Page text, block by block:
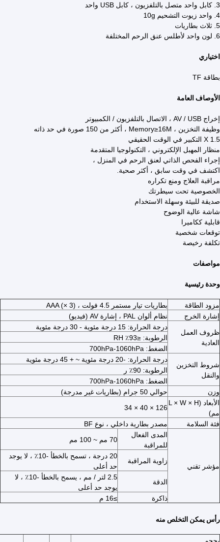
3. كابل واحد متصل بالتلفزيون ، كابل USB واحد
4. واحد زيوت التشحيم 10g
5. ثلاث بطاريات
6. لون واحد لأطلس عنق الرحم المختلفة
اختياري
بطاقة TF
الأوصاف العامة
إخراج AV / USB ، الاتصال بالتلفزيون / الكمبيوتر
وظيفة التخزين ، Memory≥16M ، أكثر من 150 صورة في حد ذاته
X 1.5 التكبير في الوقت الحقيقي
منظار المهبل الإلكتروني ، التكنولوجيا المتقدمة
إجراء الفحص الذاتي لعنق الرحم في المنزل ،
اكتشف في وقت سابق ، أكثر صحية.
مراقبة العلاج ومنع تكراره
الخصوصية تحت سيطرتك
صديقة للبيئة وسهلة الاستخدام
شاشة عالية الوضوح
قابلية ككاميرا
توقعات شخصية
تكلفة رخيصة
مواصفات
وحدة رئيسية
مزود الطاقة
بطاريات تيار مستمر 4.5 فولت ، AAA (× 3)
إشارة الخرج
نظام ألوان PAL ، إشارة AV (فيديو)
ظروف العمل
العادية
درجة الحرارة: 15 درجة مئوية - 30 درجة مئوية
الرطوبة: ≤93٪ RH
الضغط: 700hPa-1060hPa
شروط التخزين
والنقل
درجة الحرارة: -20 درجة مئوية ~ + 45 درجة مئوية
الرطوبة: 90٪ ر
الضغط: 700hPa-1060hPa
وزن
حوالي 50 جرام (بطاريات غير مدرجة)
الأبعاد (L × W × H
مم)
126 × 40 × 34
فئة السلامة مصدر بطارية داخلي ، نوع BF
مؤشر تقني
المدى الفعال
للمراقبة
70 مم ~ 100 مم
زاوية المراقبة
20 درجة ، تسمح بالخطأ -10٪ ، لا يوجد
حد أعلى
الدقة
2.5 لتر / مم ، يسمح بالخطأ -10٪ ، لا
يوجد حد أعلى
ذاكرة
≥16 م
رأس يمكن التخلص منه